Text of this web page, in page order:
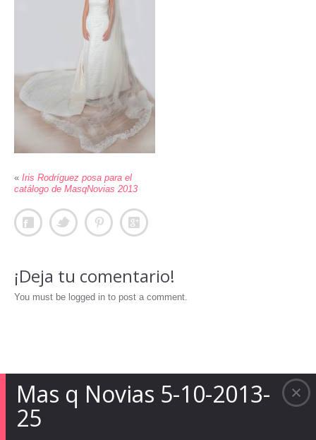
Mas q Novias 5-10-2013-
25
« Iris Rodríguez posa para el
catálogo de MasqNovias 2013
¡Deja tu comentario!
You must be logged in to post a comment.